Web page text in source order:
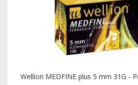
Wellion MEDFINE plus 5 mm 31G -